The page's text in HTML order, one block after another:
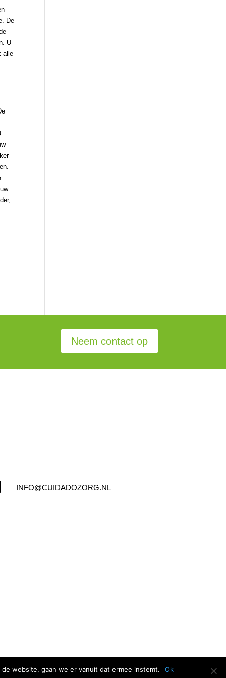
De
U
alle
Neem contact op
INFO@CUIDADOZORG.NL
Copyright © 2025 – CuidadoZorg B.V.
website, gaan we er vanuit dat ermee instemt. Ok